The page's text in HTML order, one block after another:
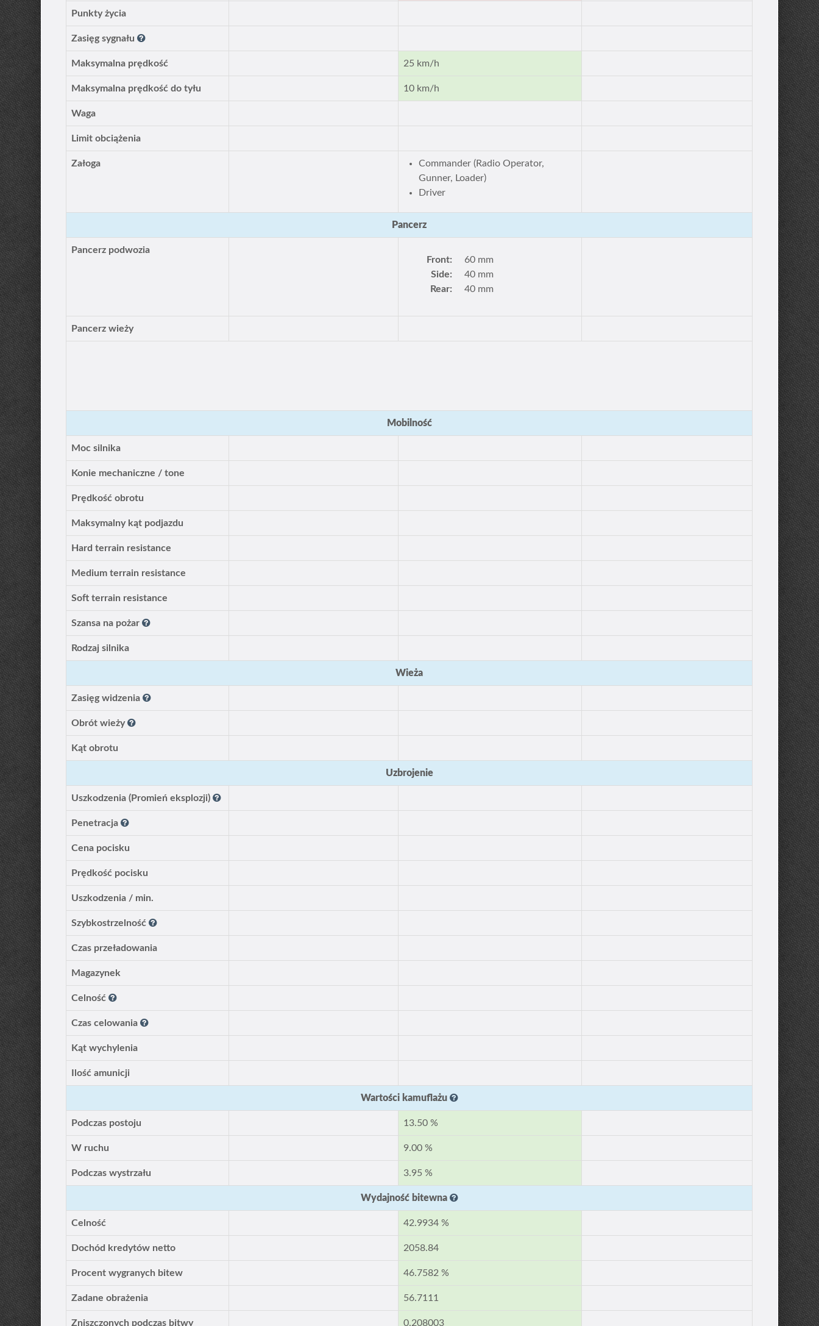
Punkty życia
Zasięg sygnału
Maksymalna prędkość 25 km/h
Maksymalna prędkość do tyłu 10 km/h
Waga
Limit obciążenia
Załoga
Commander (Radio Operator,
Gunner, Loader)
Driver
Pancerz
Pancerz podwozia
Front:
60 mm
Side:
40 mm
Rear:
40 mm
Pancerz wieży
Mobilność
Moc silnika
Konie mechaniczne / tone
Prędkość obrotu
Maksymalny kąt podjazdu
Hard terrain resistance
Medium terrain resistance
Soft terrain resistance
Szansa na pożar
Rodzaj silnika
Wieża
Zasięg widzenia
Obrót wieży
Kąt obrotu
Uzbrojenie
Uszkodzenia (Promień eksplozji)
Penetracja
Cena pocisku
Prędkość pocisku
Uszkodzenia / min.
Szybkostrzelność
Czas przeładowania
Magazynek
Celność
Czas celowania
Kąt wychylenia
Ilość amunicji
Wartości kamuflażu
Podczas postoju 13.50 %
W ruchu 9.00 %
Podczas wystrzału 3.95 %
Wydajność bitewna
Celność 42.9934 %
Dochód kredytów netto 2058.84
Procent wygranych bitew 46.7582 %
Zadane obrażenia 56.7111
Zniszczonych podczas bitwy 0.208003